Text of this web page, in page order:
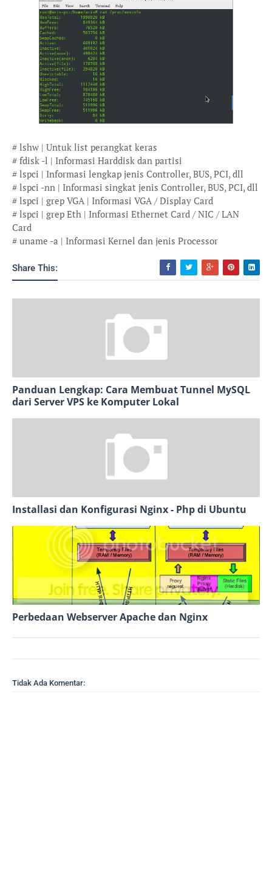
# lshw | Untuk list perangkat keras
# fdisk -l | Informasi Harddisk dan partisi
# lspci | Informasi lengkap jenis Controller, BUS, PCI, dll
# lspci -nn | Informasi singkat jenis Controller, BUS, PCI, dll
# lspci | grep VGA | Informasi VGA / Display Card
# lspci | grep Eth | Informasi Ethernet Card / NIC / LAN
Card
# uname -a | Informasi Kernel dan jenis Processor
Share This:
Panduan Lengkap: Cara Membuat Tunnel MySQL
dari Server VPS ke Komputer Lokal
Installasi dan Konfigurasi Nginx - Php di Ubuntu
Perbedaan Webserver Apache dan Nginx
Tidak Ada Komentar: